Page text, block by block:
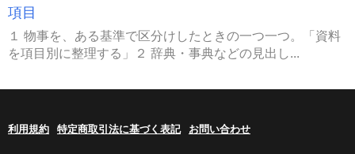
項目
１ 物事を、ある基準で区分けしたときの一つ一つ。「資料
を項目別に整理する」２ 辞典・事典などの見出し...
利用規約 特定商取引法に基づく表記 お問い合わせ